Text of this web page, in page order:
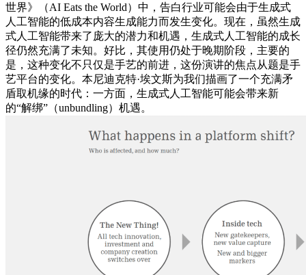
世界》（AI Eats the World）中，告白行业可能会由于生成式
人工智能的低成本内容生成能力而发生变化。现在，虽然生成
式人工智能带来了庞大的潜力和机遇，生成式人工智能的成长
径仍然充满了未知。好比，其使用仍处于晚期阶段，主要的
是，这种变化不只仅是手艺的前进，这份演讲的焦点从题是手
艺平台的变化。本尼迪克特·埃文斯为我们描画了一个充满矛
盾取机缘的时代：一方面，生成式人工智能可能会带来新
的“解绑”（unbundling）机遇。